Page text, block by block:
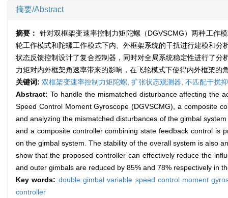
摘要/Abstract
摘要： 针对双框架变速率控制力矩陀螺（DGVSCMG）两种工作
轮工作模式和陀螺工作模式下内、外框架系统的干扰进行建模和
状态反馈控制设计了复合控制器，同时对全局系统稳定性进行了
力矩对内外框架角速率带来的影响，在飞轮模式下使得内外框架
关键词: 双框架变速率控制力矩陀螺, 扩张状态观测器, 不匹配干扰
Abstract: To handle the mismatched disturbance affecting the
Speed Control Moment Gyroscope (DGVSCMG), a composite
and analyzing the mismatched disturbances of the gimbal
and a composite controller combining state feedback control is
on the gimbal system. The stability of the overall system is also
show that the proposed controller can effectively reduce the
and outer gimbals are reduced by 85% and 78% respectively in
Key words: double gimbal variable speed control moment
controller